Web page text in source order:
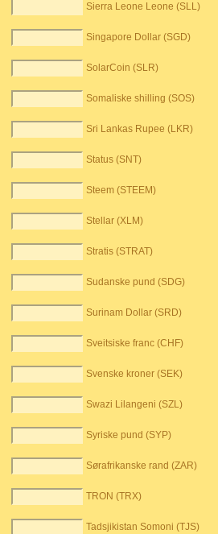
Sierra Leone Leone (SLL)
Singapore Dollar (SGD)
SolarCoin (SLR)
Somaliske shilling (SOS)
Sri Lankas Rupee (LKR)
Status (SNT)
Steem (STEEM)
Stellar (XLM)
Stratis (STRAT)
Sudanske pund (SDG)
Surinam Dollar (SRD)
Sveitsiske franc (CHF)
Svenske kroner (SEK)
Swazi Lilangeni (SZL)
Syriske pund (SYP)
Sørafrikanske rand (ZAR)
TRON (TRX)
Tadsjikistan Somoni (TJS)